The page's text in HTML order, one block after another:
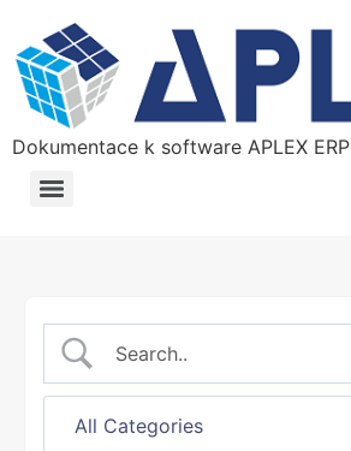
Dokumentace k software APLEX ERP